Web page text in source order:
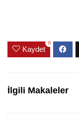
Kaydet
0
İlgili Makaleler